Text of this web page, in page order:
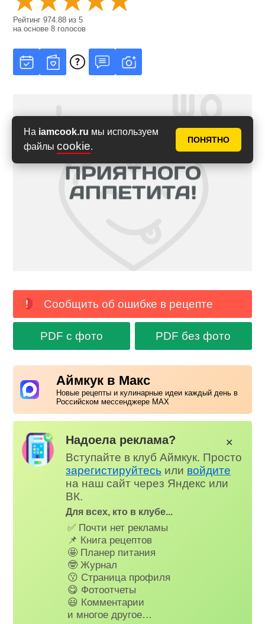
На iamcook.ru мы используем
файлы cookie.
ПОНЯТНО
Рейтинг974.88 из5
на основе8 голосов
Сообщить об ошибке в рецепте
PDF с фото PDF без фото
Аймкук в Макс
Новые рецепты и кулинарные идеи каждый день в
Российском мессенджере MAX
Надоела реклама?
Вступайте в клуб Аймкук. Просто
зарегистируйтесь или войдите
на наш сайт через Яндекс или
ВК.
Для всех, кто в клубе...
✅ Почти нет рекламы
📌 Книга рецептов
🤩 Планер питания
🤓 Журнал
😗 Страница профиля
😋 Фотоотчеты
😃 Комментарии
и многое другое…
✕